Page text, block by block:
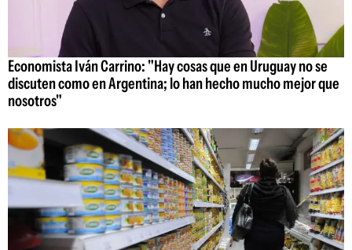
Economista Iván Carrino: "Hay cosas que en Uruguay no se
discuten como en Argentina; lo han hecho mucho mejor que
nosotros"